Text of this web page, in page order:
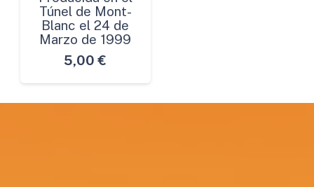
Túnel de Mont-
Blanc el 24 de
Marzo de 1999
5,00 €